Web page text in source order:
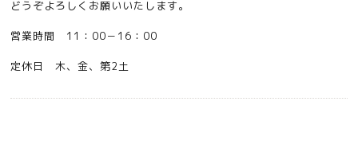
どうぞよろしくお願いいたします。
営業時間 11：00－16：00
定休日 木、金、第2土